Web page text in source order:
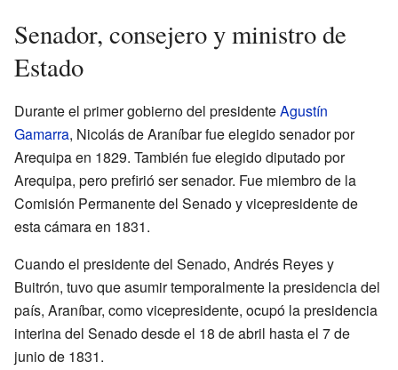
Senador, consejero y ministro de
Estado
Durante el primer gobierno del presidenteAgustín
Gamarra, Nicolás de Araníbar fue elegido senador por
Arequipa en 1829. También fue elegido diputado por
Arequipa, pero prefirió ser senador. Fue miembro de la
Comisión Permanente del Senado y vicepresidente de
esta cámara en 1831.
Cuando el presidente del Senado, Andrés Reyes y
Buitrón, tuvo que asumir temporalmente la presidencia del
país, Araníbar, como vicepresidente, ocupó la presidencia
interina del Senado desde el 18 de abril hasta el 7 de
junio de 1831.